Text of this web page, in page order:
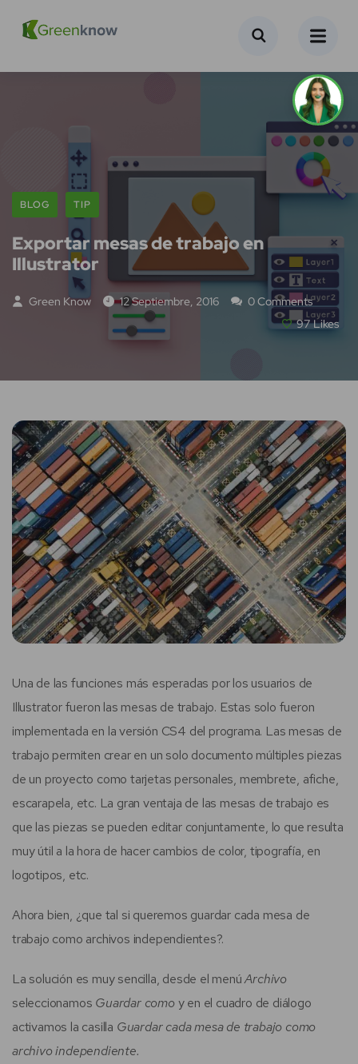
BLOG TIP
Exportar mesas de trabajo en
Illustrator
Green Know 12 Septiembre, 2016
0 Comments
97 Likes
Una de las funciones más esperadas por los usuarios de
Illustrator fueron las mesas de trabajo. Estas solo fueron
implementada en la versión CS4 del programa. Las mesas de
trabajo permiten crear en un solo documento múltiples piezas
de un proyecto como tarjetas personales, membrete, afiche,
escarapela, etc. La gran ventaja de las mesas de trabajo es
que las piezas se pueden editar conjuntamente, lo que resulta
muy útil a la hora de hacer cambios de color, tipografía, en
logotipos, etc.
Ahora bien, ¿que tal si queremos guardar cada mesa de
trabajo como archivos independientes?.
La solución es muy sencilla, desde el menúArchivo
seleccionamos Guardar comoy en el cuadro de diálogo
activamos la casilla Guardar cada mesa de trabajo como
archivo independiente.